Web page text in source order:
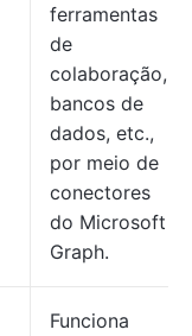
ferramentas
de
colaboração,
bancos de
dados, etc.,
por meio de
conectores
do Microsoft
Graph.
Funciona